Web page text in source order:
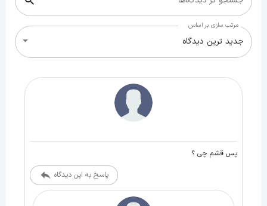
مرتب سازی بر اساس
جدید ترین دیدگاه
پس قشم چی ؟
پاسخ به این دیدگاه